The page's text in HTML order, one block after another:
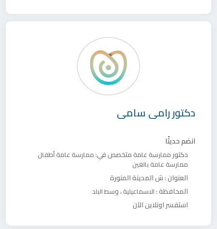
دكتوررامى سامى
انضم حديثًا
دكتور ممارسة عامةمتخصص في:ممارسة عامة أطفال
ممارسة عامة بالغين
العنوان :ش المدينة المنورة
المحافظة :الاسماعيلية،وسط البلد
استفسر اونلاين الآن